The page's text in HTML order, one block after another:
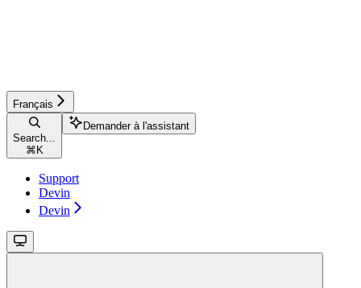
Français
Search...
⌘ K
Demander à l'assistant
Support
Devin
Devin